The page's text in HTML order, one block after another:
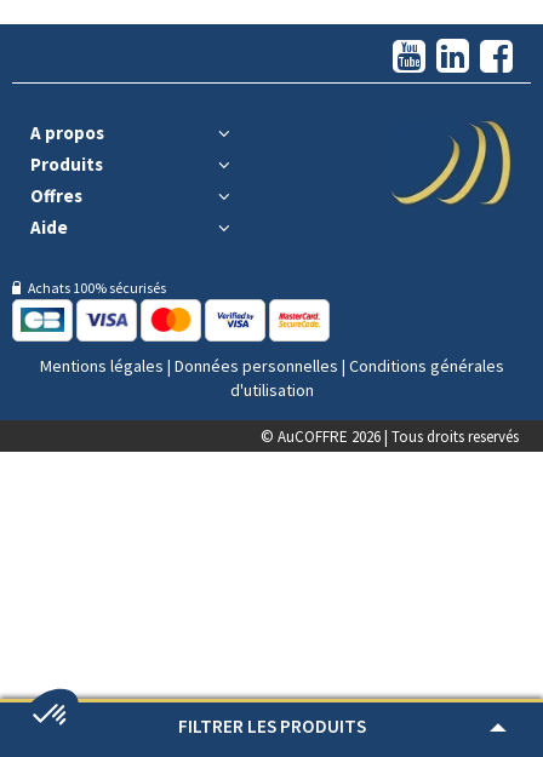
FILTRER LES PRODUITS
A propos
Produits
Offres
Aide
Achats 100% sécurisés
Mentions légales | Données personnelles | Conditions générales
d'utilisation
© AuCOFFRE 2026 | Tous droits reservés